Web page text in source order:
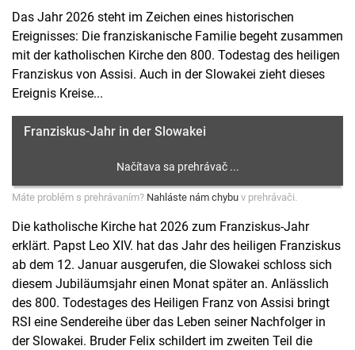
Das Jahr 2026 steht im Zeichen eines historischen
Ereignisses: Die franziskanische Familie begeht zusammen
mit der katholischen Kirche den 800. Todestag des heiligen
Franziskus von Assisi. Auch in der Slowakei zieht dieses
Ereignis Kreise...
Franziskus-Jahr in der Slowakei
Máte problém s prehrávaním? Nahláste nám chybu v prehrávači.
Die katholische Kirche hat 2026 zum Franziskus-Jahr
erklärt. Papst Leo XIV. hat das Jahr des heiligen Franziskus
ab dem 12. Januar ausgerufen, die Slowakei schloss sich
diesem Jubiläumsjahr einen Monat später an. Anlässlich
des 800. Todestages des Heiligen Franz von Assisi bringt
RSI eine Sendereihe über das Leben seiner Nachfolger in
der Slowakei. Bruder Felix schildert im zweiten Teil die